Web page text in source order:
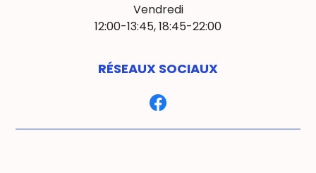
Vendredi
12:00-13:45,18:45-22:00
RÉSEAUX SOCIAUX